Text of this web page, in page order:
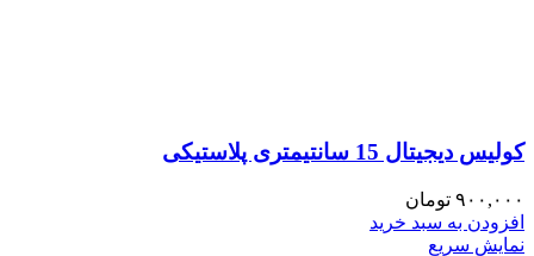
کولیس دیجیتال 15 سانتیمتری پلاستیکی
۹۰۰,۰۰۰ تومان
افزودن به سبد خرید
نمایش سریع